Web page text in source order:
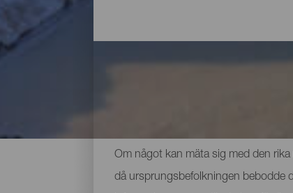
De viktigaste
Om något kan mäta sig med den
då ursprungsbefolkningen bebodde